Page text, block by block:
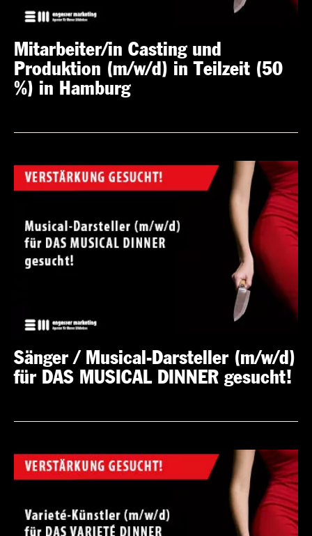
Mitarbeiter/in Casting und
Produktion (m/w/d) in Teilzeit (50
%) in Hamburg
Sänger / Musical-Darsteller (m/w/d)
für DAS MUSICAL DINNER gesucht!